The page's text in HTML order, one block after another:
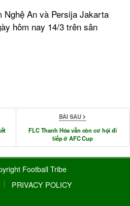
Nghệ An và Persija Jakarta
hôm nay 14/3 trên sân
BÀI SAU
FLC Thanh Hóa vẫn còn cơ hội đi
tiếp ở AFC Cup
Football Tribe
PRIVACY POLICY